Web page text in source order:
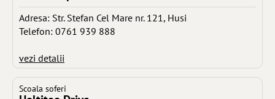
Adresa: Str. Stefan Cel Mare nr. 121, Husi
Telefon: 0761 939 888
vezi detalii
Scoala soferi